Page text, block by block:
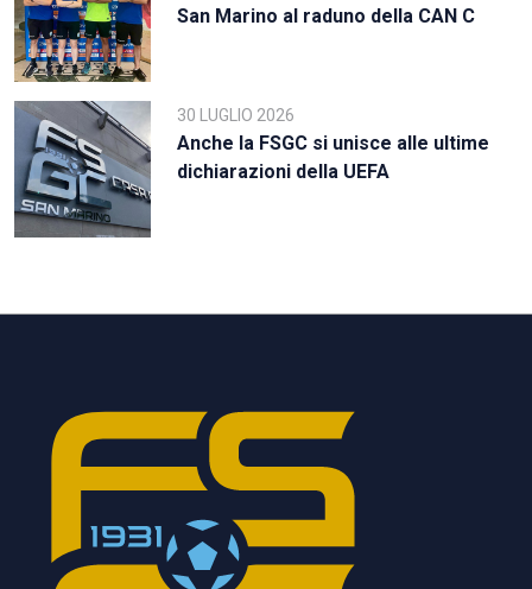
San Marino al raduno della CAN C
30 LUGLIO 2026
Anche la FSGC si unisce alle ultime
dichiarazioni della UEFA